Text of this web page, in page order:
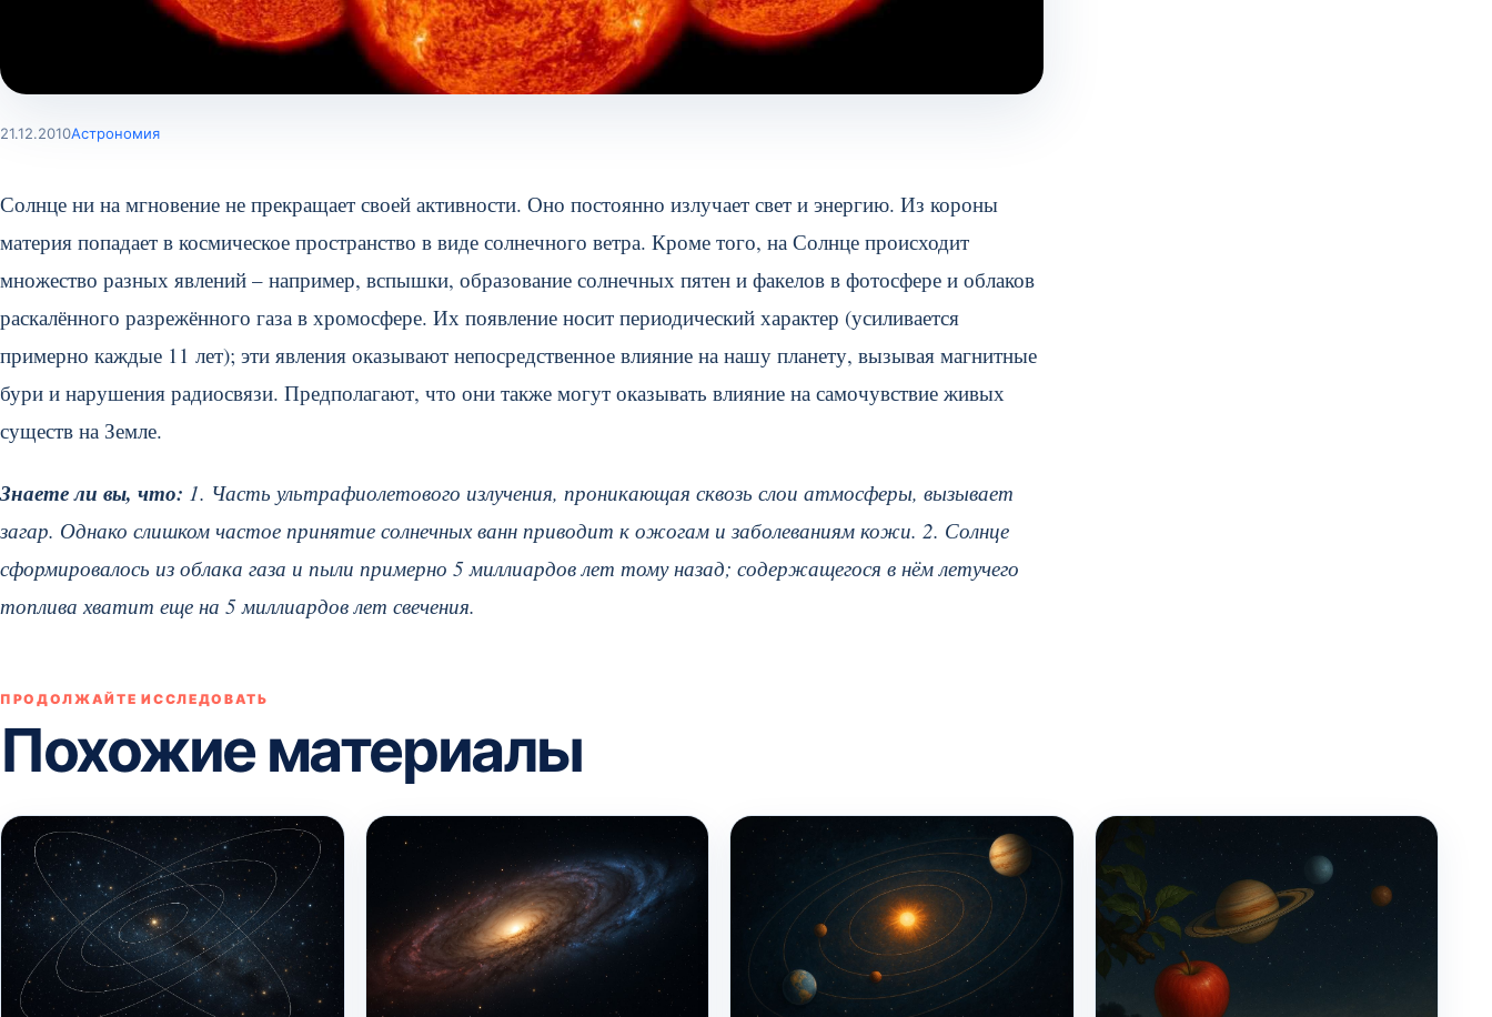
21.12.2010Астрономия
Солнце ни на мгновение не прекращает своей активности. Оно постоянно излучает свет и энергию. Из короны
материя попадает в космическое пространство в виде солнечного ветра. Кроме того, на Солнце происходит
множество разных явлений – например, вспышки, образование солнечных пятен и факелов в фотосфере и облаков
раскалённого разрежённого газа в хромосфере. Их появление носит периодический характер (усиливается
примерно каждые 11 лет); эти явления оказывают непосредственное влияние на нашу планету, вызывая магнитные
бури и нарушения радиосвязи. Предполагают, что они также могут оказывать влияние на самочувствие живых
существ на Земле.
Знаете ли вы, что: 1. Часть ультрафиолетового излучения, проникающая сквозь слои атмосферы, вызывает
загар. Однако слишком частое принятие солнечных ванн приводит к ожогам и заболеваниям кожи. 2. Солнце
сформировалось из облака газа и пыли примерно 5 миллиардов лет тому назад; содержащегося в нём летучего
топлива хватит еще на 5 миллиардов лет свечения.
ПРОДОЛЖАЙТЕ ИССЛЕДОВАТЬ
Похожие материалы